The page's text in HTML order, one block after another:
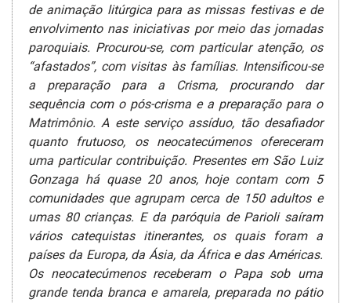
de animação litúrgica para as missas festivas e de
envolvimento nas iniciativas por meio das jornadas
paroquiais. Procurou-se­, com particular atenção, os
“afastados”, com visitas às famílias. Intensificou-se
a preparação­ para a Crisma, procurando dar
sequência com o pós-crisma e a preparação para o
Matrimônio. A este serviço assíduo, tão desafiador
quanto frutuoso, os neocatecúmenos ofereceram
uma particular contribuição­. Presentes em São Luiz
Gonzaga há quase 20 anos, hoje contam com 5
comunidades que agrupam cerca de 150 adultos e
umas 80 crianças­. E da paróquia de Parioli saíram
vários catequistas itinerantes, os quais foram­ a
países da Europa, da Ásia, da África e das Américas.
Os neocatecúmenos receberam o Papa sob uma
grande tenda branca e amarela, preparada no pátio